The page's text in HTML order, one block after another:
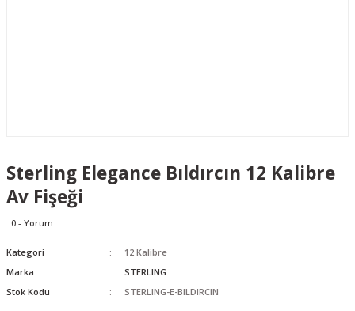
Sterling Elegance Bıldırcın 12 Kalibre
Av Fişeği
0 - Yorum
Kategori
12 Kalibre
Marka
STERLING
Stok Kodu
STERLING-E-BILDIRCIN